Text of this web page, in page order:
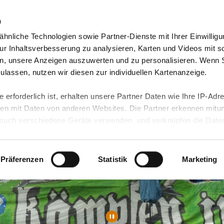
Technologien sowie Partner-Dienste mit Ihrer
Inhaltsverbesserung zu analysieren, Karten und Videos mit
unsere Anzeigen auszuwerten und zu personalisieren. Wenn
nutzen wir diesen zur individuellen Kartenanzeige.
erforderlich ist, erhalten unsere Partner Daten wie Ihre IP-
mit Daten von anderen Websites. Die Partner erkennen
verschiedene Geräte verwenden, und verknüpfen die Daten
ist kein der EU gleichwertiges Datenschutzniveau
Daten führen kann.
unserenDatenschutzhinweisenund in unsererCookie-
Funktionen für diese Zwecke aktiviert sind, müssen Sie
mittels nachfolgender Buttons über Ihre Einwilligung für
erteilte Einwilligung stets für die Zukunft widerrufen. Bitte
Präferenzen Statistik Marketing
& Angebote Presse & Themen Jobs & Karriere